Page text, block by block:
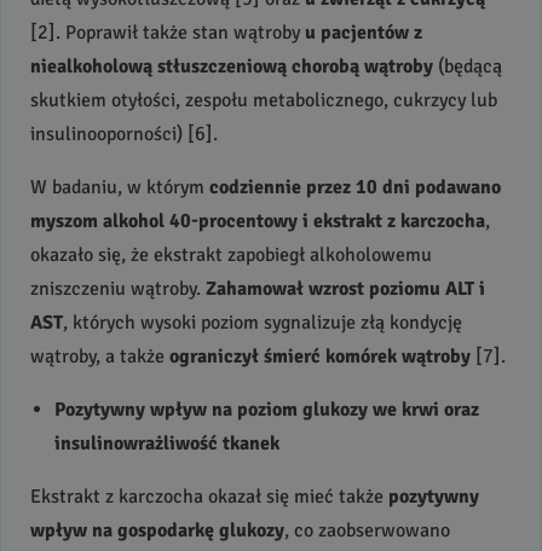
[2]. Poprawił także stan wątroby u pacjentów z
niealkoholową stłuszczeniową chorobą wątroby (będącą
skutkiem otyłości, zespołu metabolicznego, cukrzycy lub
insulinooporności) [6].
W badaniu, w którym codziennie przez 10 dni podawano
myszom alkohol 40-procentowy i ekstrakt z karczocha,
okazało się, że ekstrakt zapobiegł alkoholowemu
zniszczeniu wątroby. Zahamował wzrost poziomu ALT i
AST, których wysoki poziom sygnalizuje złą kondycję
wątroby, a także ograniczył śmierć komórek wątroby [7].
Pozytywny wpływ na poziom glukozy we krwi oraz
insulinowrażliwość tkanek
Ekstrakt z karczocha okazał się mieć także pozytywny
wpływ na gospodarkę glukozy, co zaobserwowano